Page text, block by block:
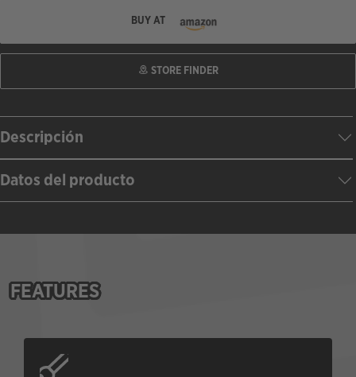
BUY AT
STORE FINDER
Descripción
Datos del producto
FEATURES